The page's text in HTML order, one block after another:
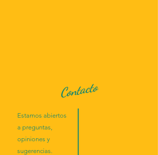
Contacto
Estamos abiertos
a preguntas,
opiniones y
sugerencias.